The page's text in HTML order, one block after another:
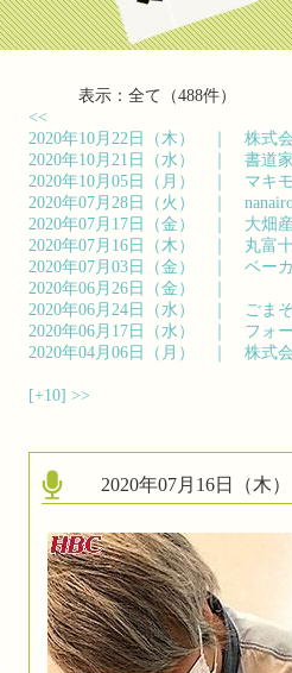
表示：全て（488件）
<<
2020年10月22日（木） ｜ 株式
2020年10月21日（水） ｜ 書道
2020年10月05日（月） ｜ マキ
2020年07月28日（火） ｜
2020年07月17日（金） ｜ 大畑
2020年07月16日（木） ｜ 丸富
2020年07月03日（金） ｜ ベー
2020年06月26日（金） ｜
2020年06月24日（水） ｜
ごま
2020年06月17日（水） ｜ フォ
2020年04月06日（月） ｜ 株式
[+10] >>
2020年07月16日（